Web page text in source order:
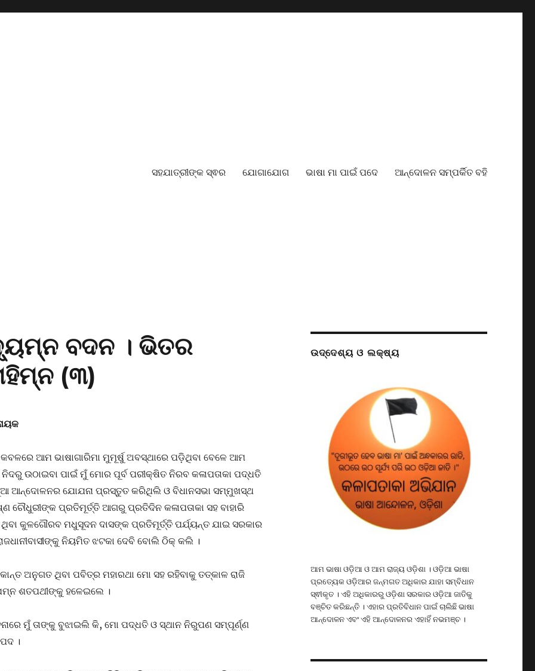
ସହଯାତ୍ରୀଙ୍କ ସ୍ଵର ଯୋଗାଯୋଗ ଭାଷା ମା ପାଇଁ ପଦେ ଆନ୍ଦୋଳନ ସମ୍ପର୍କିତ ବହି
ବଦନ । ଭିତର
(୩)
କବଳରେ ଆମ ଭାଷାଗାରିମା ମୁମୂର୍ଷୁ ଅବସ୍ଥାରେ ପଡ଼ିଥିବା ବେଳେ ଆମ
ଉଠାଇବା ପାଇଁ ମୁଁ ମୋର ପୂର୍ବ ପରୀକ୍ଷିତ ନିରବ କଳାପତାକା ପଦ୍ଧତି
ଆନ୍ଦୋଳନର ଯୋଯନା ପ୍ରସ୍ତୁତ କରିଥିଲି ଓ ବିଧାନସଭା ସମ୍ମୁଖସ୍ଥ
ଚୌଧୁରୀଙ୍କ ପ୍ରତିମୂର୍ତ୍ତି ଆଗରୁ ପ୍ରତିଦିନ କଳାପତାକା ସହ ବାହାରି
କୁଳଗୌରବ ମଧୁସୂଦନ ଦାସଙ୍କ ପ୍ରତିମୂର୍ତ୍ତି ପର୍ଯ୍ୟନ୍ତ ଯାଇ ସରକାର
ନିୟମିତ ଝଟକା ଦେବି ବୋଲି ଠିକ୍ କଲି ।
ଅନୁଗତ ଥିବା ପବିତ୍ର ମହାରଥା ମୋ ସହ ରହିବାକୁ ତତ୍କାଳ ରାଜି
ଶତପଥୀଙ୍କୁ ହଳେଇଲେ ।
ମୁଁ ତାଙ୍କୁ ବୁଝାଇଲି କି, ମୋ ପଦ୍ଧତି ଓ ସ୍ଥାନ ନିରୁପଣ ସମ୍ପୂର୍ଣ୍ଣ
।
ଉଦ୍ଦେଶ୍ୟ ଓ ଲକ୍ଷ୍ୟ
ଆମ ଭାଷା ଓଡ଼ିଆ ଓ ଆମ ରାଜ୍ୟ ଓଡ଼ିଶା । ଓଡ଼ିଆ ଭାଷା
ପ୍ରତ୍ୟେକ ଓଡ଼ିଆର ଜନ୍ମଗତ ଅଧିକାର ଯାହା ସମ୍ବିଧାନ
ସ୍ଵୀକୃତ । ଏହି ଅଧିକାରରୁ ଓଡ଼ିଶା ସରକାର ଓଡ଼ିଆ ଜାତିକୁ
ବଞ୍ଚିତ କରିଛନ୍ତି । ଏହାର ପ୍ରତିବିଧାନ ପାଇଁ ଚାଲିଛି ଭାଷା
ଆନ୍ଦୋଳନ ଏବଂ ଏହି ଆନ୍ଦୋଳନର ଏହାହିଁ ନଭମଞ୍ଚ ।